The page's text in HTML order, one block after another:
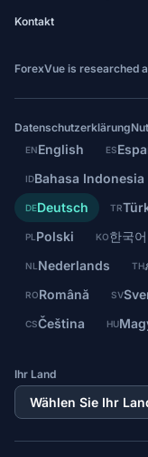
Kontakt
ForexVue is researched
Datenschutzerklärung
ENEnglish ES
IDBahasa Indonesia
DEDeutsch TR
PL Polski KO한국어
NL Nederlands TH
RORomână SV
CSČeština HU
Ihr Land